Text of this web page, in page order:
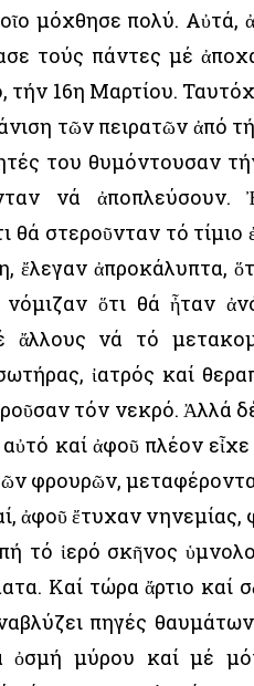
μόχθησε πολύ. Αὐτά,
τούς πάντες μέ
τήν 16η Μαρτίου.
τῶν πειρατῶν ἀπό
του θυμόντουσαν
νά ἀποπλεύσουν.
στεροῦνταν τό τίμιο
ἀπροκάλυπτα,
ὅτι θά ἦταν
ἄλλους νά τό
ἰατρός καί
τόν νεκρό. Ἀλλά
καί ἀφοῦ πλέον
φρουρῶν,
ἀφοῦ ἔτυχαν
τό ἱερό σκῆνος
Καί τώρα ἄρτιο καί
πηγές θαυμάτων
ὀσμή μύρου καί μέ